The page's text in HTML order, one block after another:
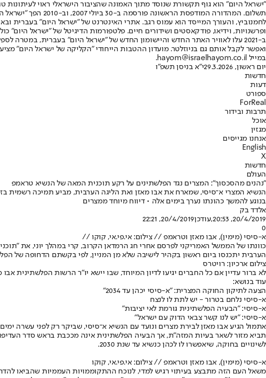
"ישראל היום" הוא גוף תקשורת שנוסד מתוך האמונה שהציבור הישראלי ראוי לעיתונות
תשלום. המהדורה
ופרשנויות, וידיאו, פודקאסטים ושידורים חיים. פלטפורמות הדיגיטל של "ישראל היום"
ב-2021 עלו לאוויר האתר החדש והיישומון החדש של "ישראל היום" בעברית,
ואפשר לקבל אותם גם בניוזלטר. מועדון ההטבות הייחודי "הקליקה של ישראל היום"
במייל hayom@israelhayom.co.il.
יום ראשון, 29.3.2026
י"א בניסן תשפ"ו
חדשות
דעות
ספורט
ForReal
תרבות ובידור
אוכל
מגזין
אנחנו מגייסים
English
X
חדשות
העולם
"נהנים מהסכסוך": המצרים נגד הפלשתינים על רקע תוכנית המאה של הנשיא טראמפ
הנשיא המצרי א־סיסי, שמארח את אבו מאזן ואת הליגה הערבית, מביע תמיכה רשמית
בנוגע להמשך כהונתו נערך בימים אלה • דיווח מיוחד ממצרים
אלדד בק
20/4/2019, 20:53
,עודכן20/4/2019, 22:21
0
א-סיסי (מימין), אבו מאזן וטראמפ // צילום: אי.פי.אי, קוקו //
כוונתו של הממשל האמריקני לפרסם אחרי חג הרמדאן הקרוב, קרי במהלך יוני, את
הערבית יתכנסו ביום ראשון בקהיר לישיבה שלא מן המניין, לפי בקשתם הדחופה של
צילום ארכיון: רויטרס
לא ברור עדיין אם כל החברים יגיעו לדיון המיוחד, שבו יישא יו"ר הרשות הפלשתינית
עוד בנושא:
הצעה לתיקון החוקה המצרית: "א-סיסי יכהן עד 2034"
א-סיסי נלחם בטרור - יש לתת לו לנצח
א-סיסי: "הבעיה הפלשתינית גורמת לאי יציבות"
א-סיסי: "יש לנו קשר צבאי הדוק עם ישראל"
אתמול הגיע אבו מאזן לבירת מצרים ונועד עם הנשיא א־סיסי, שביקר רק לפני עשרה
תביא מזור לשאר בעיות המזה"ת, אך הבעיה הפלשתינית אינה מככבת בראש סדר
לשינויים בחוקה, שיאפשרו לו לכהן כנשיא עד שנת 2030.
א-סיסי (מימין), אבו מאזן וטראמפ // צילום: אי.פי.אי, קוקו
משאל העם הזה מתבצע בעיתוי רגיש למדי, לנוכח ההתקוממויות העממיות שהביאו